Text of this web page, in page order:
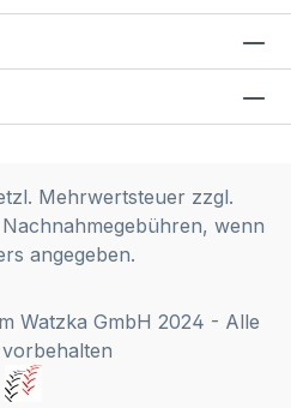
Mehrwertsteuer zzgl.
wenn
angegeben.
Watzka GmbH 2024 - Alle